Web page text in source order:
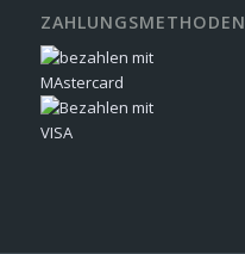
ZAHLUNGSMETHODEN